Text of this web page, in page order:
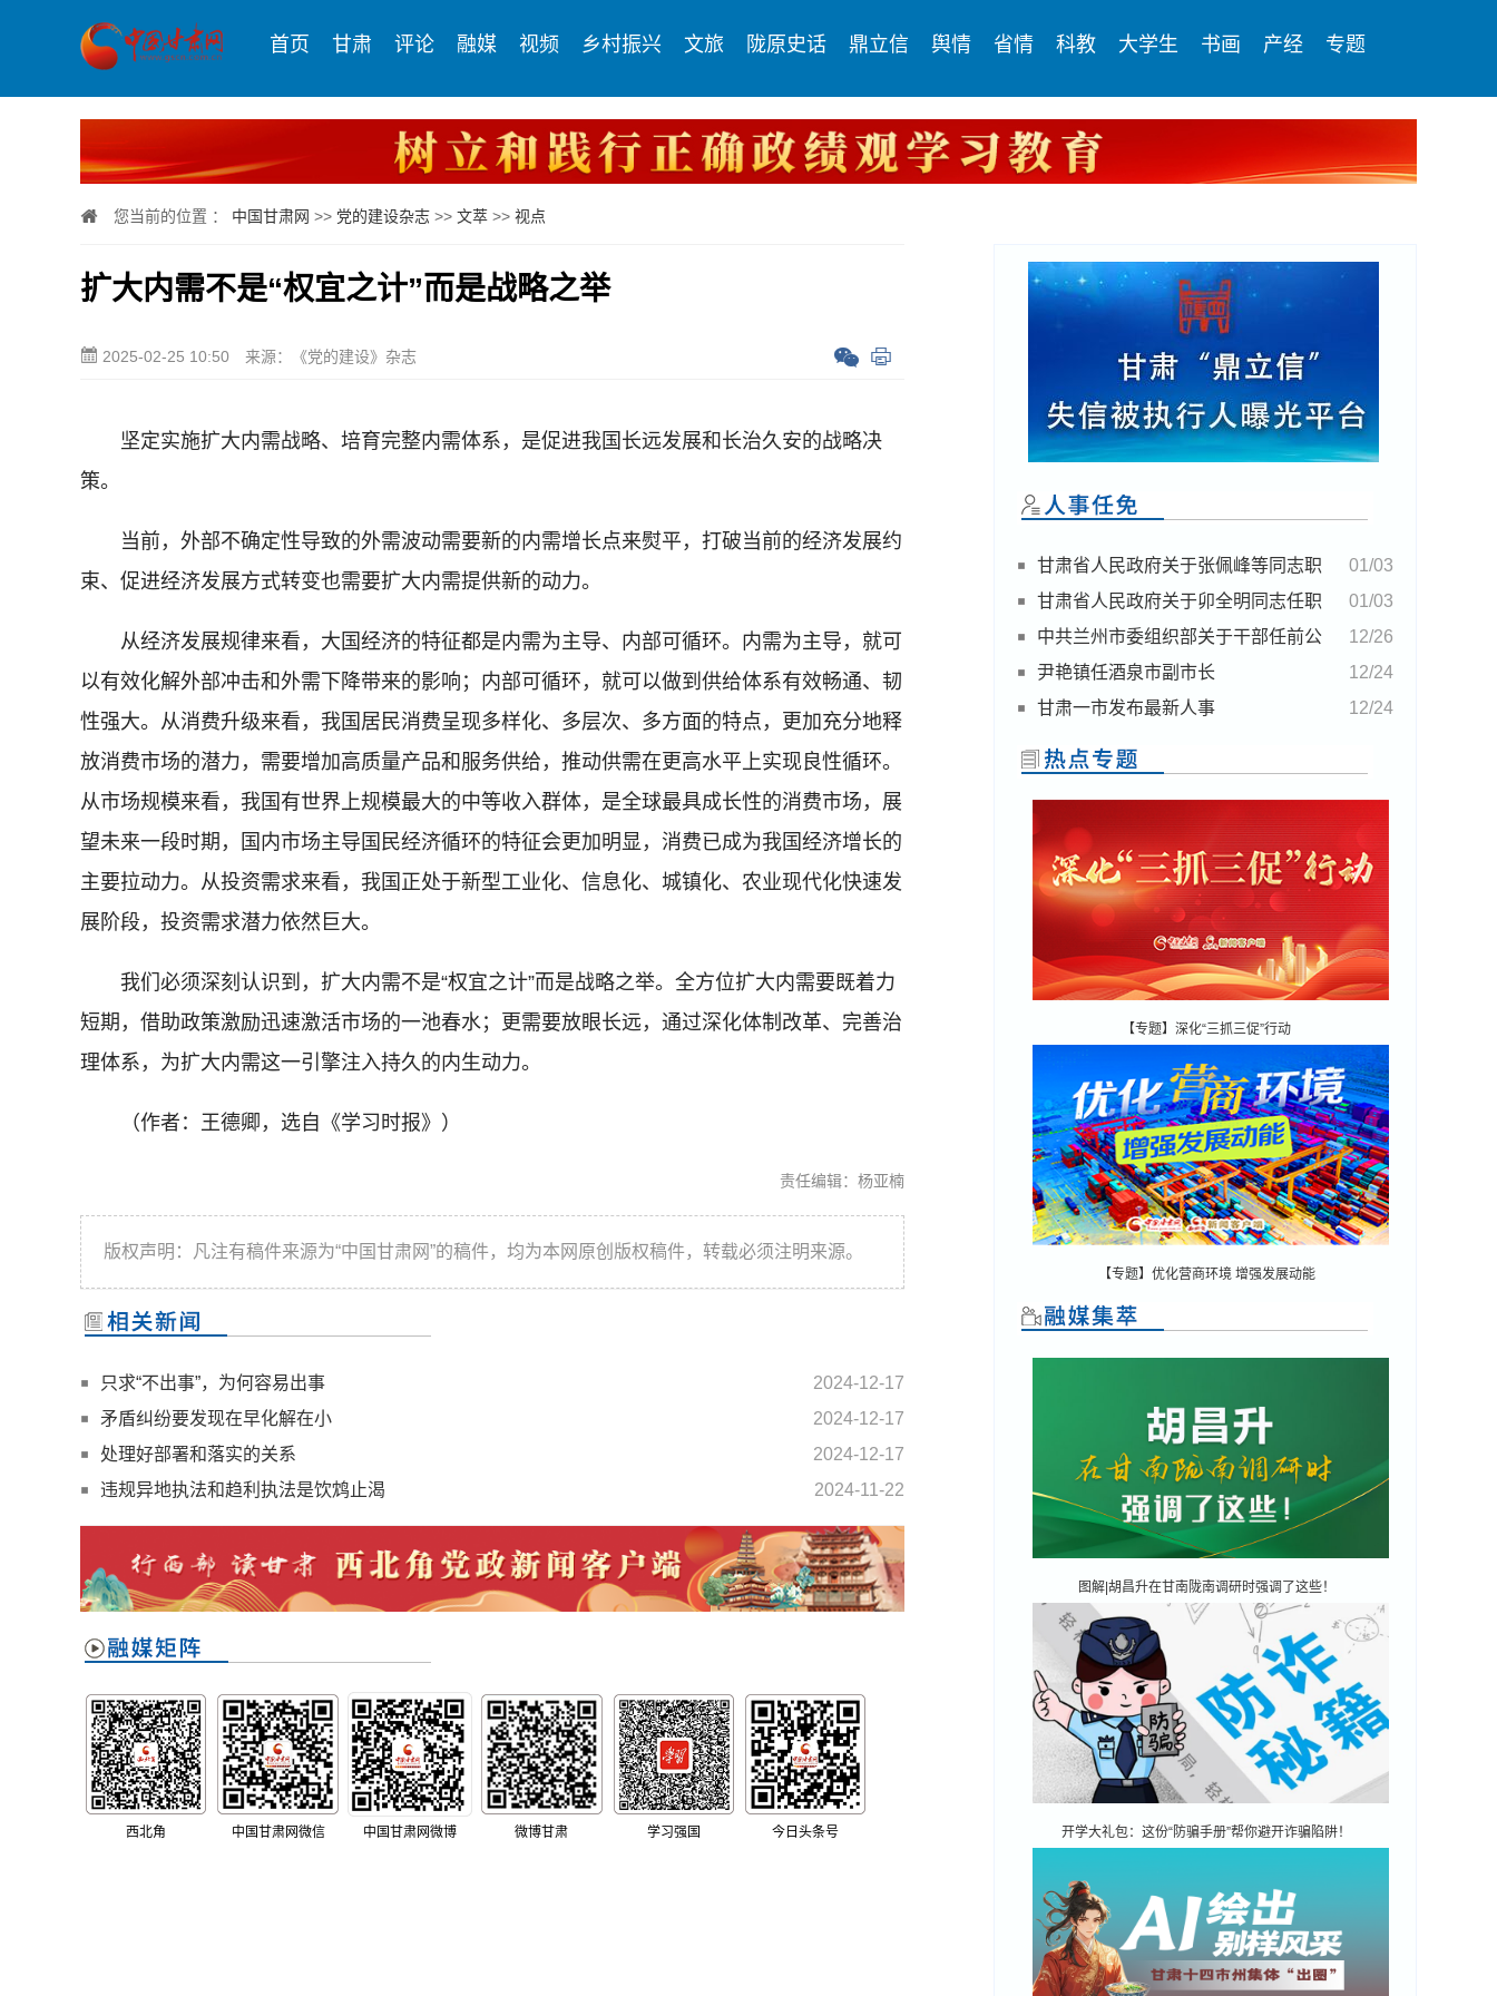
首页 甘肃 评论 融媒 视频 乡村振兴 文旅 陇原史话 鼎立信 舆情 省情 科教 大学生 书画 产经 专题
您当前的位置 ： 中国甘肃网 >> 党的建设杂志 >> 文萃 >> 视点
扩大内需不是“权宜之计”而是战略之举
2025-02-25 10:50 来源：《党的建设》杂志
坚定实施扩大内需战略、培育完整内需体系，是促进我国长远发展和长治久安的战略决
策。
当前，外部不确定性导致的外需波动需要新的内需增长点来熨平，打破当前的经济发展约
束、促进经济发展方式转变也需要扩大内需提供新的动力。
从经济发展规律来看，大国经济的特征都是内需为主导、内部可循环。内需为主导，就可
以有效化解外部冲击和外需下降带来的影响；内部可循环，就可以做到供给体系有效畅通、韧
性强大。从消费升级来看，我国居民消费呈现多样化、多层次、多方面的特点，更加充分地释
放消费市场的潜力，需要增加高质量产品和服务供给，推动供需在更高水平上实现良性循环。
从市场规模来看，我国有世界上规模最大的中等收入群体，是全球最具成长性的消费市场，展
望未来一段时期，国内市场主导国民经济循环的特征会更加明显，消费已成为我国经济增长的
主要拉动力。从投资需求来看，我国正处于新型工业化、信息化、城镇化、农业现代化快速发
展阶段，投资需求潜力依然巨大。
我们必须深刻认识到，扩大内需不是“权宜之计”而是战略之举。全方位扩大内需要既着力
短期，借助政策激励迅速激活市场的一池春水；更需要放眼长远，通过深化体制改革、完善治
理体系，为扩大内需这一引擎注入持久的内生动力。
（作者：王德卿，选自《学习时报》）
责任编辑：杨亚楠
版权声明：凡注有稿件来源为“中国甘肃网”的稿件，均为本网原创版权稿件，转载必须注明来源。
2024-12-17
只求“不出事”，为何容易出事
2024-12-17
矛盾纠纷要发现在早化解在小
2024-12-17
处理好部署和落实的关系
2024-11-22
违规异地执法和趋利执法是饮鸩止渴
西北角 中国甘肃网微信 中国甘肃网微博 微博甘肃 学习强国 今日头条号
01/03
甘肃省人民政府关于张佩峰等同志职
务任免的通知
01/03
甘肃省人民政府关于卯全明同志任职
的通知
12/26
中共兰州市委组织部关于干部任前公
示的公告
12/24
尹艳镇任酒泉市副市长
12/24
甘肃一市发布最新人事
【专题】深化“三抓三促”行动
【专题】优化营商环境 增强发展动能
图解|胡昌升在甘南陇南调研时强调了这些！
开学大礼包：这份“防骗手册”帮你避开诈骗陷阱！